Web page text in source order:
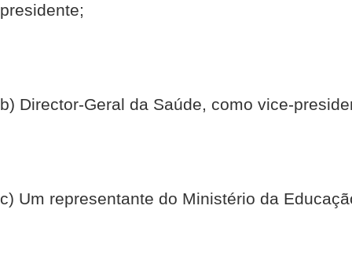
presidente;
b) Director-Geral da Saúde, como vice-
c) Um representante do Ministério da